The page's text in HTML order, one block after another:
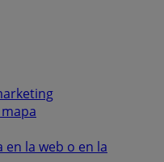
la web o en la